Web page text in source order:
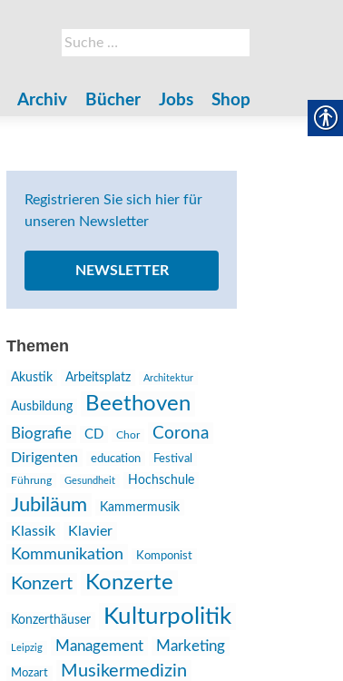
Suche
nach:
Archiv Bücher Jobs Shop
Registrieren Sie sich hier für
unseren Newsletter
NEWSLETTER
Themen
Akustik Arbeitsplatz Architektur
Ausbildung Beethoven
Biografie CD Chor Corona
Dirigenten education
Festival
Führung
Gesundheit Hochschule
Jubiläum Kammermusik
Klassik Klavier
Kommunikation Komponist
Konzert Konzerte
Konzerthäuser Kulturpolitik
Leipzig Management Marketing
Mozart Musikermedizin